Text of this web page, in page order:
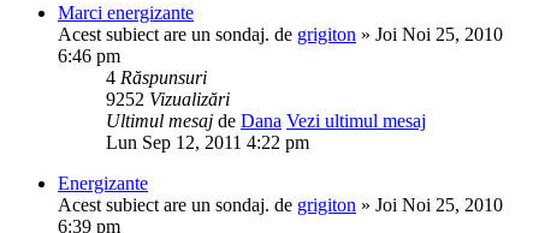
Marci energizante
Acest subiect are un sondaj. de grigiton » Joi Noi 25, 2010
6:46 pm
4 Răspunsuri
9252 Vizualizări
Ultimul mesaj de Dana Vezi ultimul mesaj
Lun Sep 12, 2011 4:22 pm
Energizante
Acest subiect are un sondaj. de grigiton » Joi Noi 25, 2010
6:39 pm